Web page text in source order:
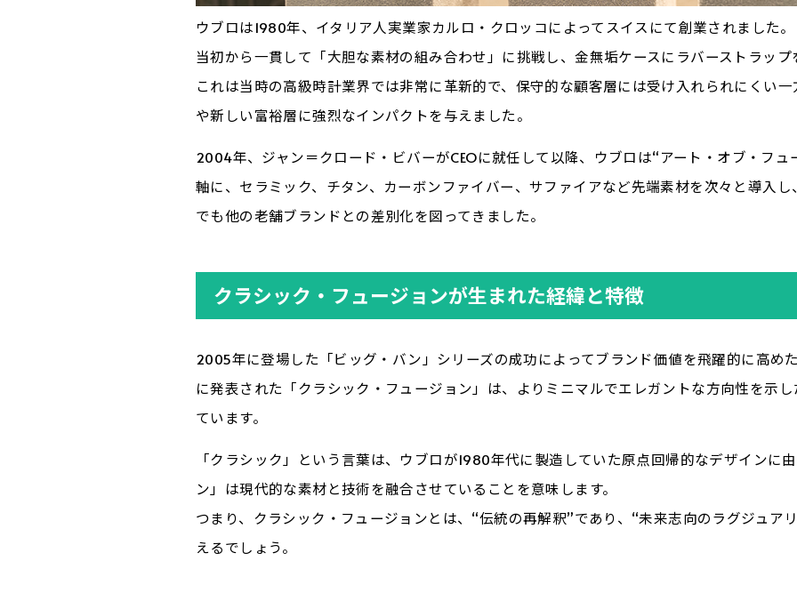
ウブロは1980年、イタリア人実業家カルロ・クロッコによってスイスにて創業されました。
当初から一貫して「大胆な素材の組み合わせ」に挑戦し、金無垢ケースにラバーストラッ
これは当時の高級時計業界では非常に革新的で、保守的な顧客層には受け入れられにくい
や新しい富裕層に強烈なインパクトを与えました。
2004年、ジャン＝クロード・ビバーがCEOに就任して以降、ウブロは“アート・オブ・フ
軸に、セラミック、チタン、カーボンファイバー、サファイアなど先端素材を次々と導入
でも他の老舗ブランドとの差別化を図ってきました。
クラシック・フュージョンが生まれた経緯と特徴
2005年に登場した「ビッグ・バン」シリーズの成功によってブランド価値を飛躍的に高め
に発表された「クラシック・フュージョン」は、よりミニマルでエレガントな方向性を示
ています。
「クラシック」という言葉は、ウブロが1980年代に製造していた原点回帰的なデザインに
ン」は現代的な素材と技術を融合させていることを意味します。
つまり、クラシック・フュージョンとは、“伝統の再解釈”であり、“未来志向のラグジュア
えるでしょう。